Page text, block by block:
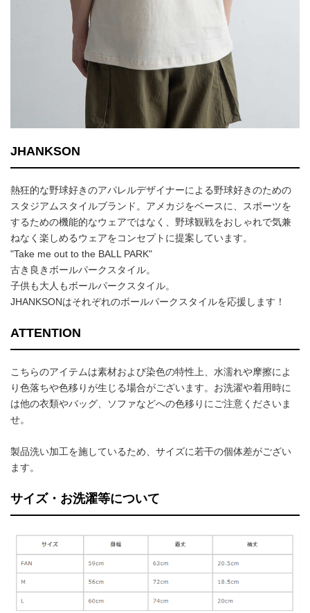
JHANKSON
熱狂的な野球好きのアパレルデザイナーによる野球好きのための
スタジアムスタイルブランド。アメカジをベースに、スポーツを
するための機能的なウェアではなく、野球観戦をおしゃれで気兼
ねなく楽しめるウェアをコンセプトに提案しています。
"Take me out to the BALL PARK"
古き良きボールパークスタイル。
子供も大人もボールパークスタイル。
JHANKSONはそれぞれのボールパークスタイルを応援します！
ATTENTION
こちらのアイテムは素材および染色の特性上、水濡れや摩擦によ
り色落ちや色移りが生じる場合がございます。お洗濯や着用時に
は他の衣類やバッグ、ソファなどへの色移りにご注意くださいま
せ。
製品洗い加工を施しているため、サイズに若干の個体差がござい
ます。
サイズ・お洗濯等について